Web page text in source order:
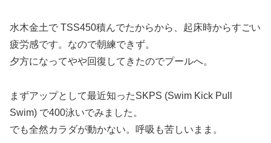
水木金土で TSS450積んでたからから、起床時からすごい
疲労感です。なので朝練できず。
夕方になってやや回復してきたのでプールへ。
まずアップとして最近知ったSKPS (Swim Kick Pull
Swim) で400泳いでみました。
でも全然カラダが動かない。呼吸も苦しいまま。